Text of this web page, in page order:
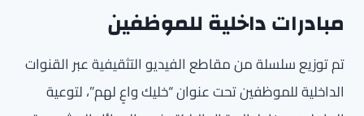
مبادرات داخلية للموظفين
تم توزيع سلسلة من مقاطع الفيديو التثقيفية عبر القنوات
الداخلية للموظفين تحت عنوان “خليك واعٍ لهم”، لتوعية